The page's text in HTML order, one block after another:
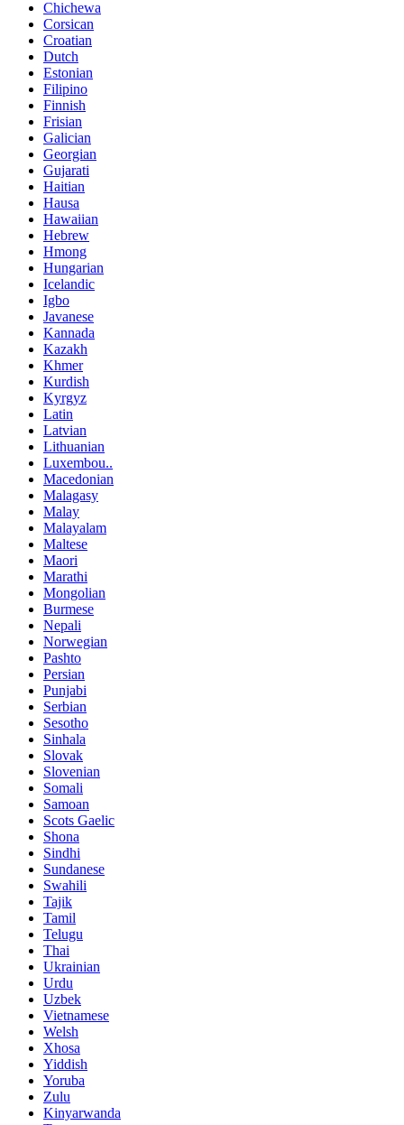
Chichewa
Corsican
Croatian
Dutch
Estonian
Filipino
Finnish
Frisian
Galician
Georgian
Gujarati
Haitian
Hausa
Hawaiian
Hebrew
Hmong
Hungarian
Icelandic
Igbo
Javanese
Kannada
Kazakh
Khmer
Kurdish
Kyrgyz
Latin
Latvian
Lithuanian
Luxembou..
Macedonian
Malagasy
Malay
Malayalam
Maltese
Maori
Marathi
Mongolian
Burmese
Nepali
Norwegian
Pashto
Persian
Punjabi
Serbian
Sesotho
Sinhala
Slovak
Slovenian
Somali
Samoan
Scots Gaelic
Shona
Sindhi
Sundanese
Swahili
Tajik
Tamil
Telugu
Thai
Ukrainian
Urdu
Uzbek
Vietnamese
Welsh
Xhosa
Yiddish
Yoruba
Zulu
Kinyarwanda